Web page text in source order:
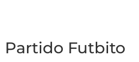
Partido Futbito